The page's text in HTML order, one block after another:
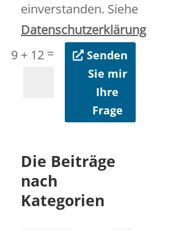
einverstanden. Siehe
Datenschutzerklärung
9 + 12 =
Senden
Sie mir
Ihre
Frage
Die Beiträge
nach
Kategorien